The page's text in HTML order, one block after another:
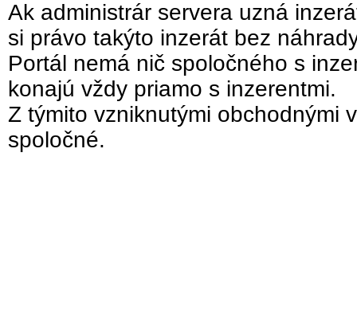
Ak administrár servera uzná
si právo takýto inzerát bez
Portál nemá nič spoločného s
konajú vždy priamo s inzerentmi.
Z týmito vzniknutými obchodnými
spoločné.